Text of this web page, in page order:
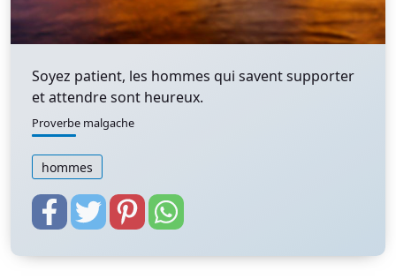
Soyez patient, les hommes qui savent supporter
et attendre sont heureux.
Proverbe malgache
hommes